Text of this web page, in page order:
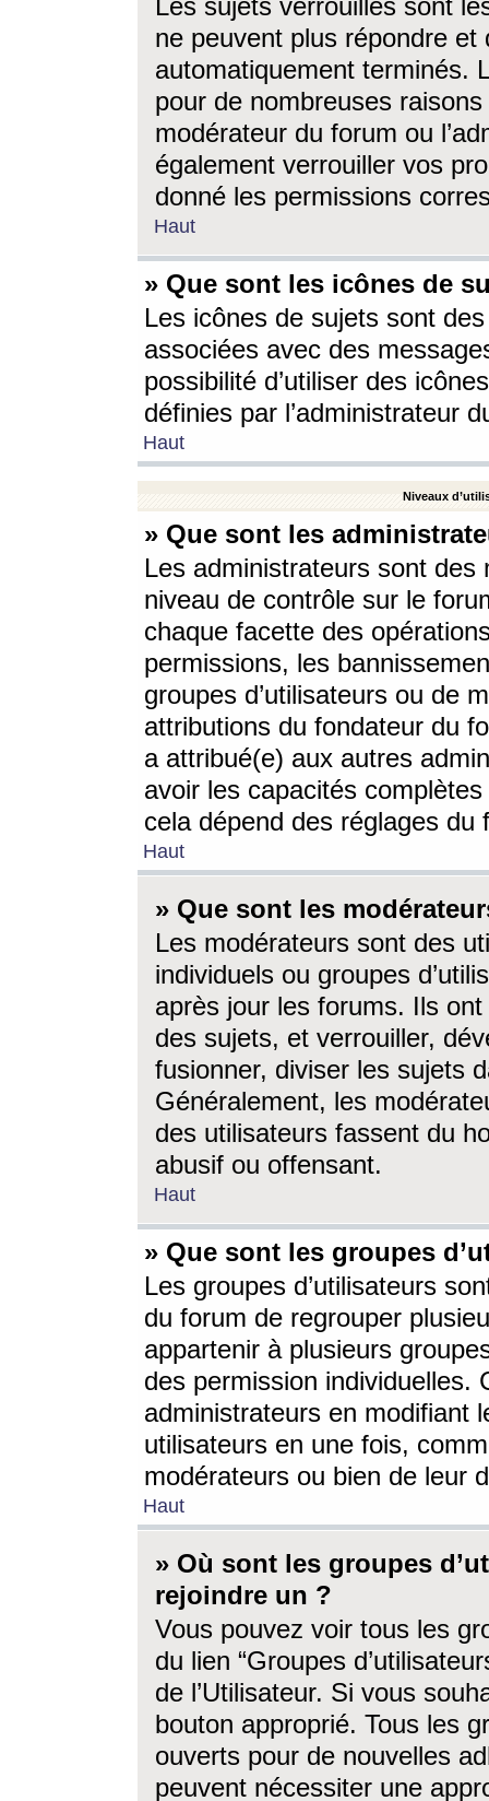
Les sujets verrouillés sont
ne peuvent plus répondre
automatiquement terminés.
pour de nombreuses
modérateur du forum ou
également verrouiller vos
donné les permissions
Haut
» Que sont les icônes de
Les icônes de sujets sont
associées avec des
possibilité d’utiliser des
définies par l’administrateur
Haut
Niveaux
» Que sont les
Les administrateurs sont
niveau de contrôle sur le
chaque facette des
permissions, les
groupes d’utilisateurs ou de
attributions du fondateur du
a attribué(e) aux autres
avoir les capacités
cela dépend des réglages du
Haut
» Que sont les
Les modérateurs sont des
individuels ou groupes
après jour les forums. Ils ont
des sujets, et verrouiller,
fusionner, diviser les sujets
Généralement, les
des utilisateurs fassent du
abusif ou offensant.
Haut
» Que sont les groupes
Les groupes d’utilisateurs
du forum de regrouper
appartenir à plusieurs
des permission individuelles.
administrateurs en modifiant
utilisateurs en une fois,
modérateurs ou bien de leur
Haut
» Où sont les groupes
rejoindre un ?
Vous pouvez voir tous les
du lien “Groupes
de l’Utilisateur. Si vous
bouton approprié. Tous les
ouverts pour de nouvelles
peuvent nécessiter une